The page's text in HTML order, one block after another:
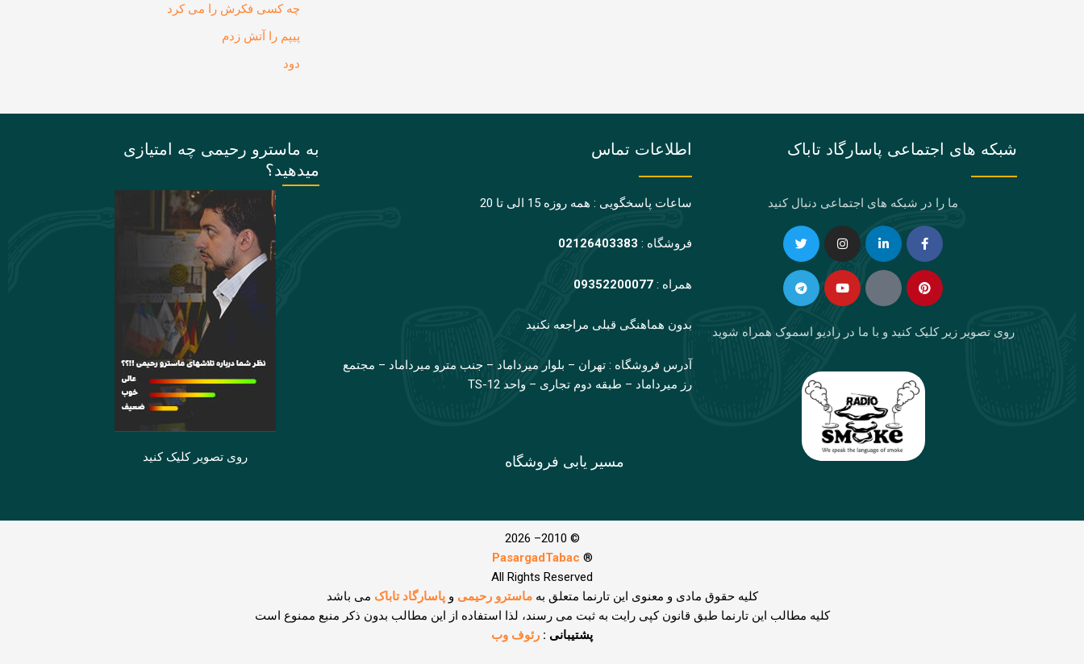
چه کسی فکرش را می‌ کرد
پیپم را آتش زدم
دود
شبکه های اجتماعی پاسارگاد تاباک
ما را در شبکه های اجتماعی دنبال کنید
Facebook-
f
Linkedin-
in
Instagram
Twitter Pinterest
Eaparat
Youtube
Telegram
روی تصویر زیر کلیک کنید و با ما در رادیو اسموک همراه شوید
اطلاعات تماس
ساعات پاسخگویی : همه روزه 15 الی تا 20
فروشگاه : 02126403383
همراه :09352200077
بدون هماهنگی قبلی مراجعه نکنید
آدرس فروشگاه : تهران – بلوار میرداماد – جنب مترو میرداماد – مجتمع
رز میرداماد – طبقه دوم تجاری – واحد TS-12
به ماسترو رحیمی چه امتیازی
میدهید؟
روی تصویر کلیک کنید
© 2010– 2026
PasargadTabac
All Rights Reserved
كليه حقوق مادی و معنوی اين تارنما متعلق بهماسترو رحیمی
کلیه مطالب این تارنما طبق قانون کپی رایت به ثبت می رسند، لذا استفاده از این مطالب بدون ذکر منبع ممنوع است
پشتیبانی :رئوف وب